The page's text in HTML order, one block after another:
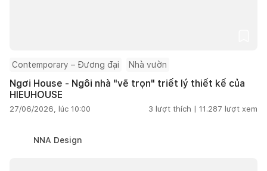
Contemporary – Đương đại Nhà vườn
Ngơi House - Ngôi nhà "vẽ trọn" triết lý thiết kế của
HIEUHOUSE
27/06/2026, lúc 10:00 3 lượt thích | 11.287 lượt xem
NNA Design